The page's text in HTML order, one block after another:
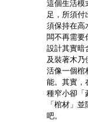
這個生活模
足，所須付
須保持在高
闆不再需要
設計其實暗
及裝著木乃
活像一個棺
能。其實，
種窄小卻「
「棺材」
吧。